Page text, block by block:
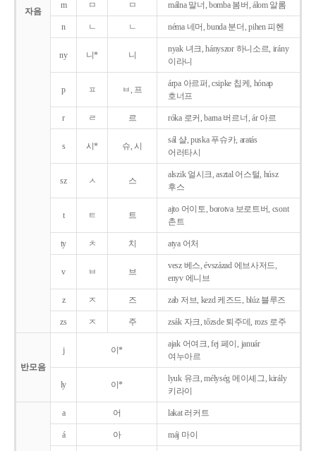
자음
m ㅁ ㅁ málna 말너, bomba 봄버, álom 알롬
n ㄴ ㄴ néma 네머, bunda 분더, pihen 피헨
ny 니* 니
nyak 녀크, hányszor 하니소르, irány
이라니
p ㅍ ㅂ, 프
árpa 아르퍼, csipke 칩케, hónap
호너프
r ㄹ 르 róka 로커, barna 버르너, ár 아르
s 시* 슈, 시
sál 샬, puska 푸슈카, aratás
어러타시
sz ㅅ 스
alszik 얼시크, asztal 어스털, húsz
후스
t ㅌ 트
ajto 어이토, borotva 보로트버, csont
촌트
ty ㅊ 치 atya 어처
v ㅂ 브
vesz 베스, évszázad 에브사저드,
enyv 에니브
z ㅈ 즈 zab 저브, kezd 케즈드, blúz 블루즈
zs ㅈ 주 zsák 자크, tőzsde 퇴주데, rozs 로주
반모음
j 이*
ajak 어여크, fej 페이, január
여누아르
ly 이*
lyuk 유크, mélység 메이셰그, király
키라이
a 어 lakat 러커트
á 아 máj 마이